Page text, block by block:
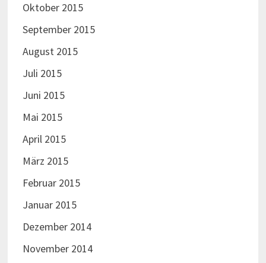
Oktober 2015
September 2015
August 2015
Juli 2015
Juni 2015
Mai 2015
April 2015
März 2015
Februar 2015
Januar 2015
Dezember 2014
November 2014